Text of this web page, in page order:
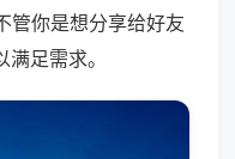
管你是想分享给好友
足需求。